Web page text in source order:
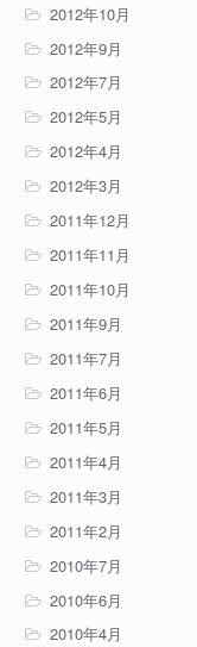
2012年10月
2012年9月
2012年7月
2012年5月
2012年4月
2012年3月
2011年12月
2011年11月
2011年10月
2011年9月
2011年7月
2011年6月
2011年5月
2011年4月
2011年3月
2011年2月
2010年7月
2010年6月
2010年4月